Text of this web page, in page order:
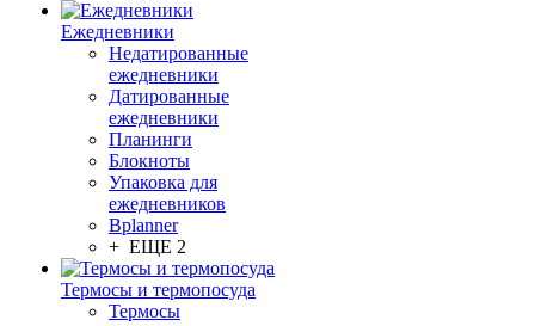
Ежедневники
Недатированные
ежедневники
Датированные
ежедневники
Планинги
Блокноты
Упаковка для
ежедневников
Bplanner
+ ЕЩЕ 2
Термосы и термопосуда
Термосы